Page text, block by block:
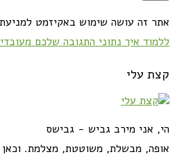
אתר זה עושה שימוש באקיזמט
ללמוד איך נתוני התגובה שלכם
קצת עלי
הי, אני מירב גביש - גבישס
אופה, מבשלת, משוטטת, מצלמת.